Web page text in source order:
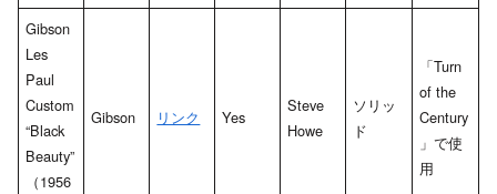
Gibson
Les
Paul
Custom
“Black
Beauty”
（1956
Gibson リンク Yes
Steve
Howe
ソリッ
ド
「Turn
of the
Century
」で使
用